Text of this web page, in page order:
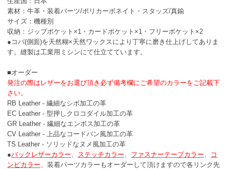
素材：牛革・装着パーツ/ポリカーボネイト・スタッズ/真鍮
サイズ：機種別
収納：ジップポケット×1・カードポケット×1・フリーポケット×2
●コバ(側面)を天然糊×天然ワックスにより丁寧に磨き仕上げしてありま
す。縫製は工業用ミシンにて仕立てています。
■オーダー
発注の際はレザーをお選び頂き必ず備考欄にご希望のカラーをご記載下
さい。
RB Leather - 繊細なシボ加工の革
EC Leather - 型押しクロコダイル加工の革
GR Leather - 繊細なエンボス加工の革
CV Leather - 上品なコードバン風加工の革
TS Leather - ソリッドなヌメ風加工の革
●バックレザーカラー ステッチカラー ファスナーテープカラー
コ
ンビカラー
装着パーツカラー もオーダーして頂けますので各リンク先